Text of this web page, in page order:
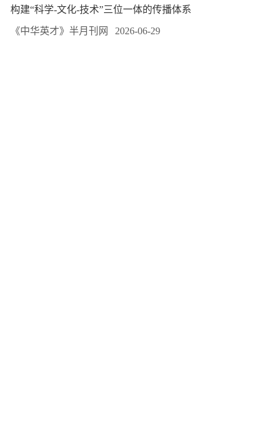
构建“科学-文化-技术”三位一体的传播体系
《中华英才》半月刊网 2026-06-29